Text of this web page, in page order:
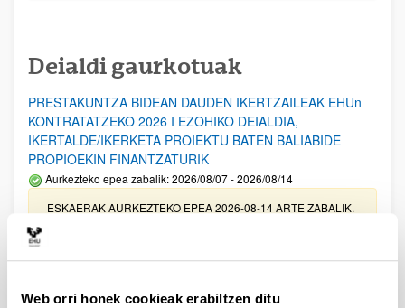
Web orri honek cookieak erabiltzen ditu
Deialdi gaurkotuak
PRESTAKUNTZA BIDEAN DAUDEN IKERTZAILEAK EHUn
KONTRATATZEKO 2026 I EZOHIKO DEIALDIA,
IKERTALDE/IKERKETA PROIEKTU BATEN BALIABIDE
PROPIOEKIN FINANTZATURIK
Aurkezteko epea zabalik: 2026/08/07 - 2026/08/14
ESKAERAK AURKEZTEKO EPEA 2026-08-14 ARTE ZABALIK.
UPV/EHUn Azpiegitura Zientifikoa eta Funts Bibliografikoak